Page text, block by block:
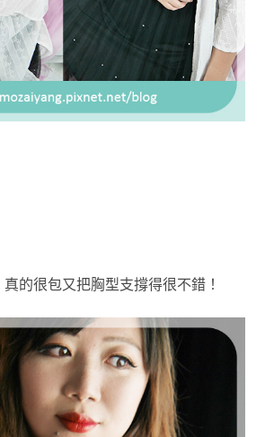
的很包又把胸型支撐得很不錯！